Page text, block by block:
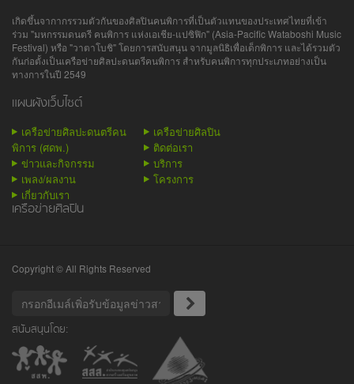
เกิดขึ้นจากากรรวมตัวกันของศิลปินคนพิการที่เป็นตัวแทนของประเทศไทยที่เข้า
ร่วม "มหกรรมดนตรี คนพิการ แห่งเอเชีย-แปซิฟิก" (Asia-Pacific Wataboshi Music
Festival) หรือ "วาตาโบชิ" โดยการสนับสนุน จากมูลนิธิเพื่อเด็กพิการ และได้รวมตัว
กันก่อตั้งเป็นเครือข่ายศิลปะดนตรีคนพิการ สำหรับคนพิการทุกประเภทอย่างเป็น
ทางการในปี 2549
แผนผังเว็บไซต์
เครือข่ายศิลปะดนตรีคน
พิการ (ศดพ.)
เครือข่ายศิลปิน
ติดต่อเรา
ข่าวและกิจกรรม
บริการ
เพลง/ผลงาน
โครงการ
เกี่ยวกับเรา
เครือข่ายศิลปิน
Copyright © All Rights Reserved
สนับสนุนโดย: